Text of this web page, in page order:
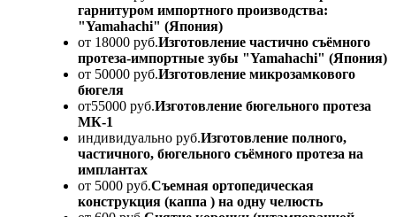
гарнитуром импортного производства:
"Yamahachi" (Япония)
от 18000 руб.Изготовление частично съёмного
протеза-импортные зубы "Yamahachi" (Япония)
от 50000 руб.Изготовление микрозамкового
бюгеля
от55000 руб.Изготовление бюгельного протеза
МК-1
индивидуально руб.Изготовление полного,
частичного, бюгельного съёмного протеза на
имплантах
от 5000 руб.Съемная ортопедическая
конструкция (каппа ) на одну челюсть